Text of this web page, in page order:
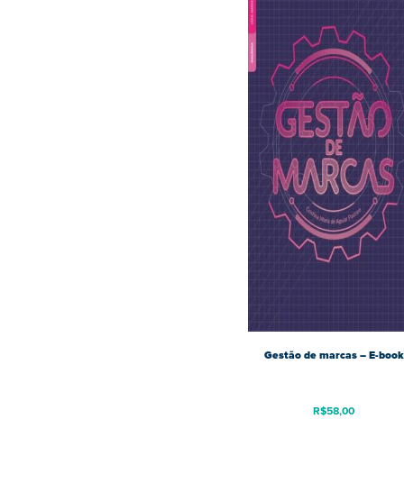
Gestão de marcas – E-book
R$58,00